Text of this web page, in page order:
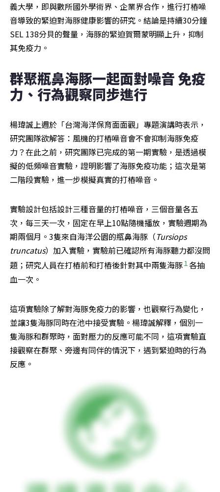
義大學，即與數所國外學術界、企業界合作，進行打樁噪
音導致的緊迫對海豚健康影響的研究。結論是持續30分鐘
SEL 138分貝的聲量，海豚的緊迫賀爾蒙明顯上升，抑制
其免疫力。
群聚瓶鼻海豚一起面對噪音 免疫
力、行為觀察同步進行
楊瑋誠上週於「台灣海洋保育面面觀」專題演講時表示，
研究團隊欲解答：風機的打樁噪音會不會抑制海豚免疫
力？在此之前，研究團隊已完成的第一期實驗，是透過模
擬的低頻噪音實驗，證明影響了海豚免疫功能；這次是第
二階段實驗，進一步模擬真實的打樁噪音。
實驗設計包括設計三種音量的打樁噪音，三個音量各五
次，每三天一次，固定在早上10點隨機播放，實驗週期為
期兩個月。3隻來自海洋公園的瓶鼻海豚（Tursiops
truncatus）加入實驗，實驗前已確認所有海豚聽力都沒問
題；研究人員在打樁前和打樁後針對其中兩隻海豚 １ 各抽
血一次。
這項實驗除了解對海豚免疫力的影響，也觀察行為變化，
並讓3隻海豚同時在池中接受實驗。楊瑋誠解釋，個別一
隻海豚和群聚時，面對壓力的反應可能不同，這項實驗直
接觀察在群聚、旁邊有同伴的情況下，遇到緊迫時的行為
反應。